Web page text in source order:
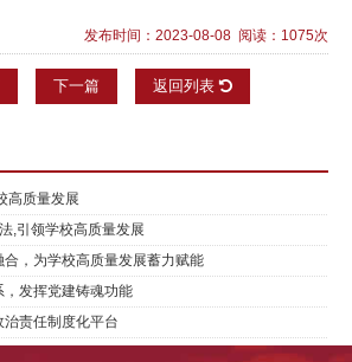
发布时间：2023-08-08 阅读：1075次
下一篇 返回列表
高质量发展
,引领学校高质量发展
，为学校高质量发展蓄力赋能
发挥党建铸魂功能
责任制度化平台